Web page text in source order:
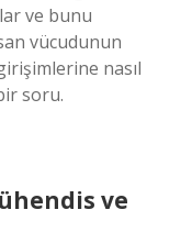
ve bunu
vücudunun
nasıl
soru.
ve